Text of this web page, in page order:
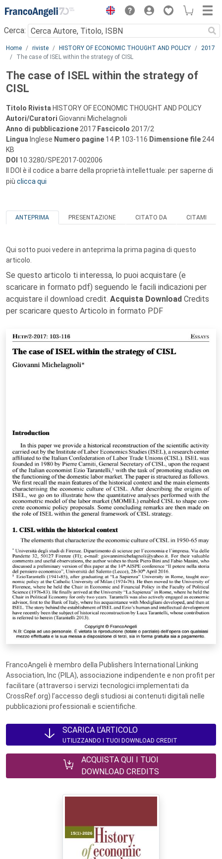
Menu
Cerca:
Main content
Home riviste HISTORY OF ECONOMIC THOUGHT AND POLICY
2017
The case of ISEL within the strategy of CISL
The case of ISEL within the strategy of
CISL
Titolo Rivista HISTORY OF ECONOMIC THOUGHT AND POLICY
Autori/Curatori Giovanni Michelagnoli
Anno di pubblicazione 2017 Fascicolo 2017/2
Lingua Inglese Numero pagine 14 P. 103-116 Dimensione file 244
KB
DOI 10.3280/SPE2017-002006
Il DOI è il codice a barre della proprietà intellettuale: per saperne di
più clicca qui
ANTEPRIMA PRESENTAZIONE CITATO DA CITAMI
Qui sotto puoi vedere in anteprima la prima pagina di questo
articolo.
Se questo articolo ti interessa, lo puoi acquistare (e
scaricare in formato pdf) seguendo le facili indicazioni per
acquistare il download credit. Acquista Download Credits
per scaricare questo Articolo in formato PDF
FrancoAngeli è membro della Publishers International Linking
Association, Inc (PILA), associazione indipendente e non profit per
facilitare (attraverso i servizi tecnologici implementati da
CrossRef.org) l’accesso degli studiosi ai contenuti digitali nelle
pubblicazioni professionali e scientifiche.
SCARICA L'ARTICOLO
UTILIZZANDO I TUOI DOWNLOAD CREDIT
ACQUISTA QUI I TUOI
DOWNLOAD CREDITS